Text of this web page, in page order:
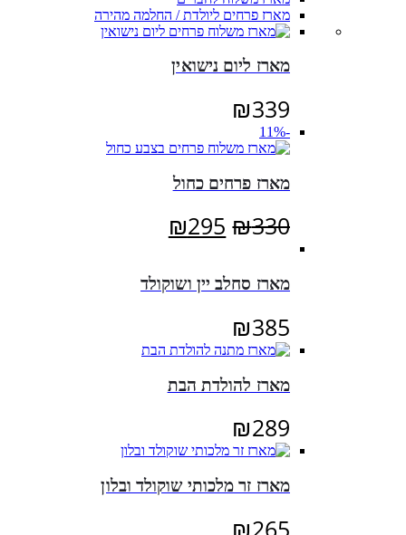
מארז פרחים ליולדת / החלמה מהירה
מארז ליום נישואין
₪339
-11%
מארז פרחים כחול
₪330
המחיר
היה:
₪295
הוא:
מארז סחלב יין ושוקולד
₪385
מארז להולדת הבת
₪289
מארז זר מלכותי שוקולד ובלון
₪265